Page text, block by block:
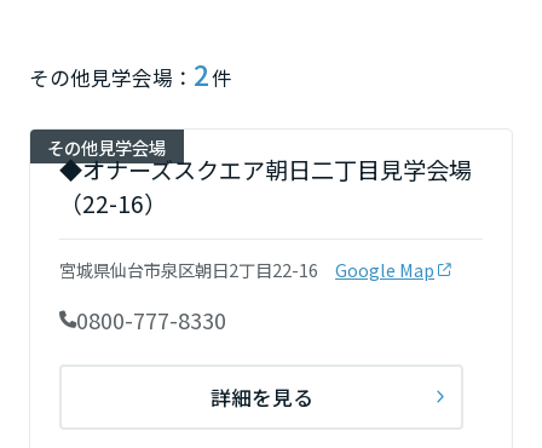
その他見学会場： 2件
その他見学会場
◆オナーズスクエア朝日二丁目見学会場
（22-16）
宮城県仙台市泉区朝日2丁目22-16 Google Map
0800-777-8330
詳細を見る
岐阜県
静岡県
愛知県
三重県
近畿エリア